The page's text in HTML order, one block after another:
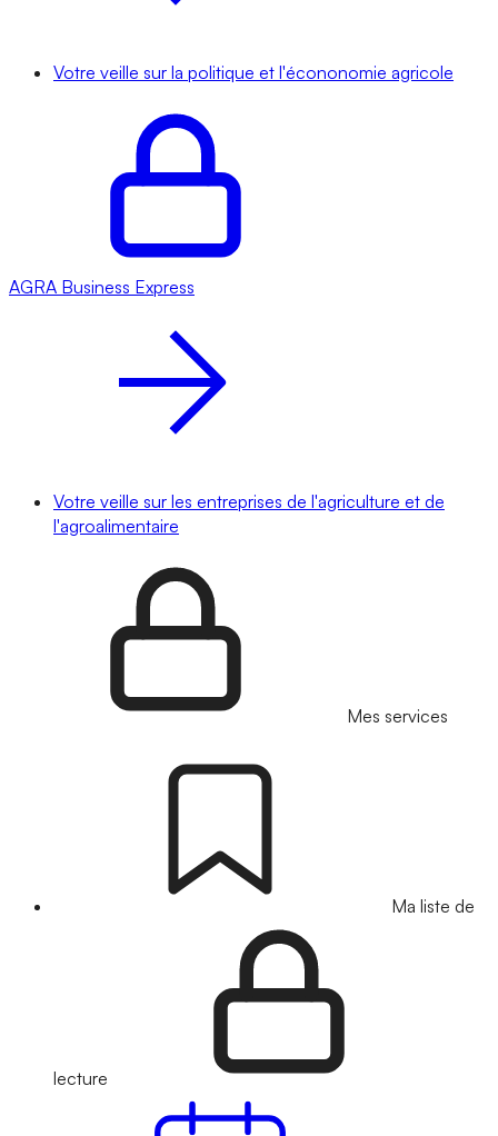
Votre veille sur la politique et l'écononomie agricole
AGRA Business Express
Votre veille sur les entreprises de l'agriculture et de
l'agroalimentaire
Mes services
Ma liste de
lecture